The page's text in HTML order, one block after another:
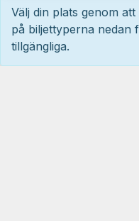
Välj din plats genom
på biljettyperna nedan
tillgängliga.